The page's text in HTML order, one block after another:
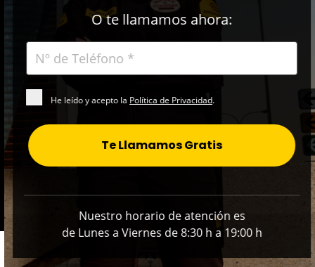
O te llamamos ahora:
He leído y acepto laPolítica de Privacidad.
Te Llamamos Gratis
Nuestro horario de atención es
de Lunes a Viernes de 8:30 h a 19:00 h